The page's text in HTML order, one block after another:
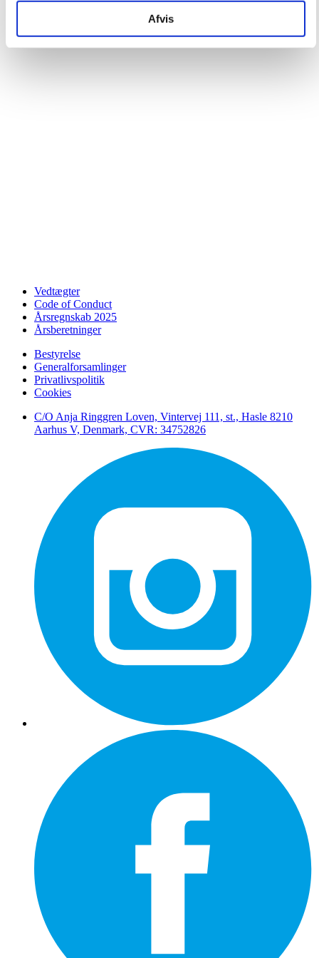
Afvis
Vedtægter
Code of Conduct
Årsregnskab 2025
Årsberetninger
Bestyrelse
Generalforsamlinger
Privatlivspolitik
Cookies
C/O Anja Ringgren Loven, Vintervej 111, st., Hasle ​8210
Aarhus V, Denmark, CVR: 34752826